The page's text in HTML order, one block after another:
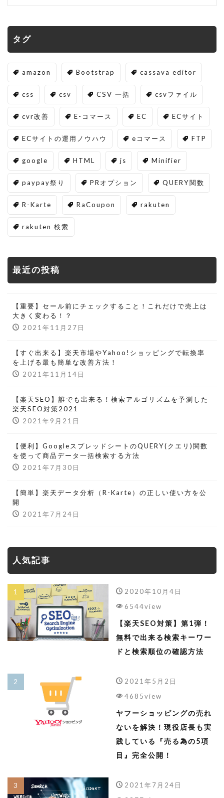
タグ
amazon Bootstrap cassava editor
css csv CSV 一括 csvファイル
cvr改善 E-コマース EC ECサイト
ECサイトの運用ノウハウ eコマース FTP
google HTML js Minifier
paypay祭り PRオプション QUERY関数
R-Karte RaCoupon rakuten
rakuten 検索
最近の投稿
【重要】セール前にチェックすること！これだけで売上は
大きく変わる！？
2021年11月27日
【すぐ出来る】楽天市場やYahoo!ショッピングで転換率
を上げる最も簡単な改善方法！
2021年11月14日
【楽天SEO】誰でも出来る！検索アルゴリズムを予測した
楽天SEO対策2021
2021年9月21日
【便利】GoogleスプレッドシートのQUERY(クエリ)関数
を使って商品データ一括検索する方法
2021年7月30日
【簡単】楽天データ分析（R-Karte）の正しい使い方を公
開
2021年7月24日
人気記事
2020年10月4日
6544view
【楽天SEO対策】第1弾！
無料で出来る検索キーワー
ドと検索順位の確認方法
2021年5月2日
4685view
ヤフーショッピングの売れ
ないを解決！現役店長も実
践している『売る為の5項
目』完全公開！
2021年7月24日